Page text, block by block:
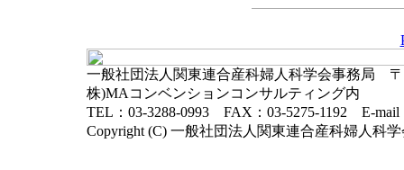
一般社団法人関東連合産科婦人科学会事務局 〒
株)MAコンベンションコンサルティング内
TEL：03-3288-0993 FAX：03-5275-1192 E-mail
Copyright (C) 一般社団法人関東連合産科婦人科